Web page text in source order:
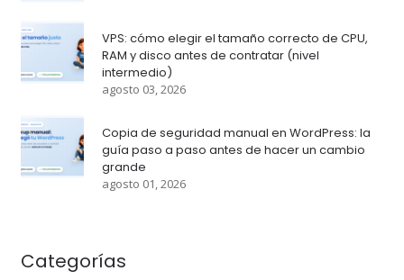
VPS: cómo elegir el tamaño correcto de CPU,
RAM y disco antes de contratar (nivel
intermedio)
agosto 03, 2026
Copia de seguridad manual en WordPress: la
guía paso a paso antes de hacer un cambio
grande
agosto 01, 2026
Categorías